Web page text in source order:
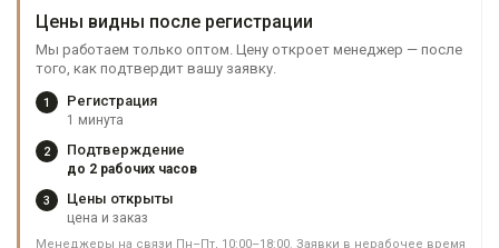
Цены видны после регистрации
Мы работаем только оптом. Цену откроет менеджер — после
того, как подтвердит вашу заявку.
1 Регистрация
1 минута
2 Подтверждение
до 2 рабочих часов
3 Цены открыты
цена и заказ
Менеджеры на связи Пн–Пт, 10:00–18:00. Заявки в нерабочее время